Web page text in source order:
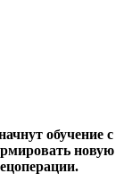
обучение с
новую